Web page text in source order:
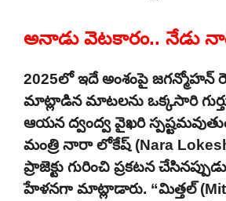
అనాడు వెటకారం.. నేడు
2025లో ఇదే అంశంపై జగన్మోహన్
మాట్లాడిన మాటలను ఒక్కసారి
ఆయన ద్వంద్వ వైఖరి
మంత్రి నారా లోకేష్ (Nara
ప్రాజెక్టు గురించి ప్రకటన
హేళనగా మాట్లాడారు. “మిత్తల్